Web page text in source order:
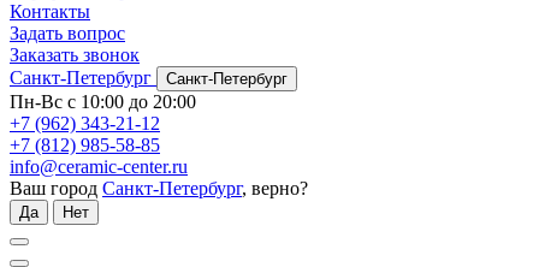
Контакты
Задать вопрос
Заказать звонок
Санкт-Петербург
Санкт-Петербург
Пн-Вс с 10:00 до 20:00
+7 (962) 343-21-12
+7 (812) 985-58-85
info@ceramic-center.ru
Ваш город Санкт-Петербург, верно?
Да Нет